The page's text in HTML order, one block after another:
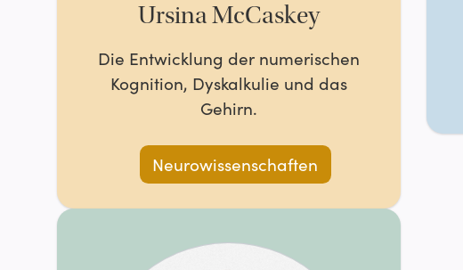
Ursina McCaskey
Die Entwicklung der numerischen
Kognition, Dyskalkulie und das
Gehirn.
Neurowissenschaften